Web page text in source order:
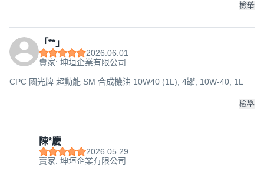
檢舉
「**」
2026.06.01
賣家: 坤垣企業有限公司
CPC 國光牌 超動能 SM 合成機油 10W40 (1L), 4罐, 10W-40, 1L
檢舉
陳*慶
2026.05.29
賣家: 坤垣企業有限公司